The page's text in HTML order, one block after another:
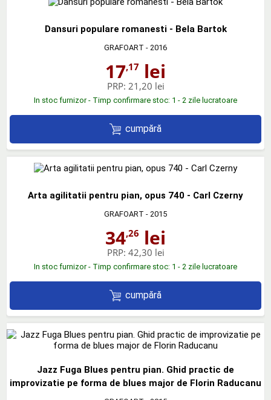
Dansuri populare romanesti - Bela Bartok
GRAFOART - 2016
17,17 lei
PRP: 21,20 lei
In stoc furnizor - Timp confirmare stoc: 1 - 2 zile lucratoare
cumpără
Arta agilitatii pentru pian, opus 740 - Carl Czerny
GRAFOART - 2015
34,26 lei
PRP: 42,30 lei
In stoc furnizor - Timp confirmare stoc: 1 - 2 zile lucratoare
cumpără
Jazz Fuga Blues pentru pian. Ghid practic de
improvizatie pe forma de blues major de Florin Raducanu